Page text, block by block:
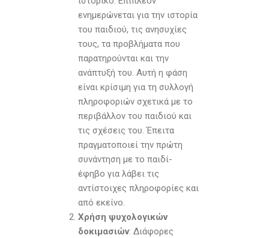
ενημερώνεται για την ιστορία
του παιδιού, τις ανησυχίες
τους, τα προβλήματα που
παρατηρούνται και την
ανάπτυξή του. Αυτή η φάση
είναι κρίσιμη για τη συλλογή
πληροφοριών σχετικά με το
περιβάλλον του παιδιού και
τις σχέσεις του. Έπειτα
πραγματοποιεί την πρώτη
συνάντηση με το παιδί-
έφηβο για λάβει τις
αντίστοιχες πληροφορίες και
από εκείνο.
Χρήση ψυχολογικών
δοκιμασιών: Διάφορες